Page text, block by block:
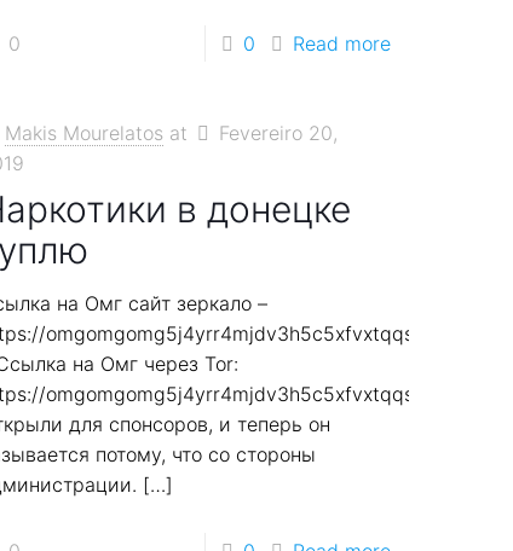
0 0 Read more
Makis Mourelatos at
Fevereiro 20,
в донецке
на Омг сайт зеркало –
на Омг через Tor:
для спонсоров, и теперь он
потому, что со стороны
[…]